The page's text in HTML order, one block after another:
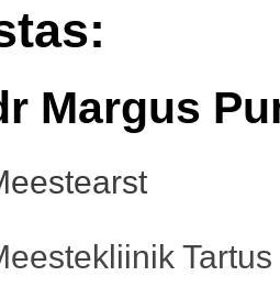
Margus